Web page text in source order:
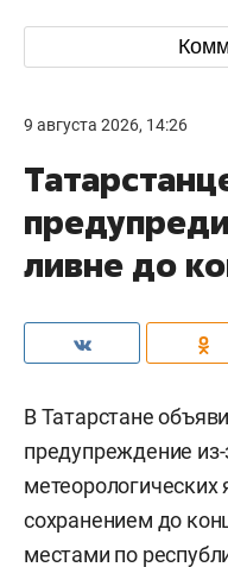
9 августа 2026, 14:26
ливне до
В Татарстане
предупреждение
сохранением до
местами по